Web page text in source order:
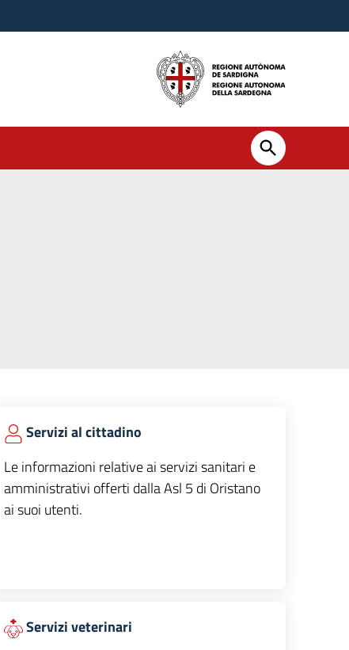
Servizi al cittadino
Le informazioni relative ai servizi sanitari e
amministrativi offerti dalla Asl 5 di Oristano
ai suoi utenti.
Servizi veterinari